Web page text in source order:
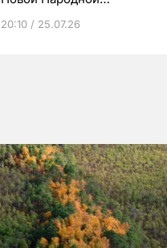
20:10 / 25.07.26